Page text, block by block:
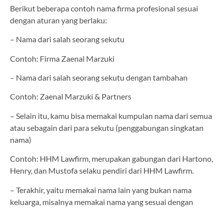
Berikut beberapa contoh nama firma profesional sesuai
dengan aturan yang berlaku:
– Nama dari salah seorang sekutu
Contoh: Firma Zaenal Marzuki
– Nama dari salah seorang sekutu dengan tambahan
Contoh: Zaenal Marzuki & Partners
– Selain itu, kamu bisa memakai kumpulan nama dari semua
atau sebagain dari para sekutu (penggabungan singkatan
nama)
Contoh: HHM Lawfirm, merupakan gabungan dari Hartono,
Henry, dan Mustofa selaku pendiri dari HHM Lawfirm.
– Terakhir, yaitu memakai nama lain yang bukan nama
keluarga, misalnya memakai nama yang sesuai dengan